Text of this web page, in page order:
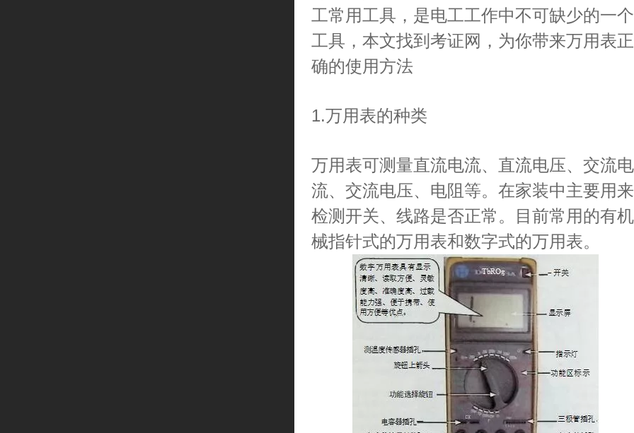
工常用工具，是电工工作中不可缺少的一个
工具，本文找到考证网，为你带来万用表正
确的使用方法
1.万用表的种类
万用表可测量直流电流、直流电压、交流电
流、交流电压、电阻等。在家装中主要用来
检测开关、线路是否正常。目前常用的有机
械指针式的万用表和数字式的万用表。